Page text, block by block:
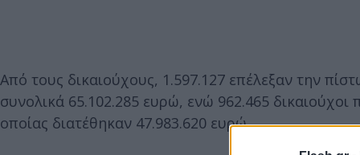
Από τους δικαιούχους, 1.597.127 επέλεξαν την
συνολικά 65.102.285 ευρώ, ενώ 962.465
οποίας διατέθηκαν 47.983.620 ευρώ.